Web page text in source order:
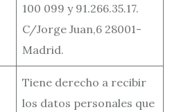
100 099 y 91.266.35.17.
C/Jorge Juan,6 28001-
Madrid.
Tiene derecho a recibir
los datos personales que